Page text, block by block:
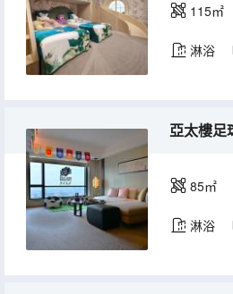
115㎡
淋浴
亞太樓足
85㎡
淋浴